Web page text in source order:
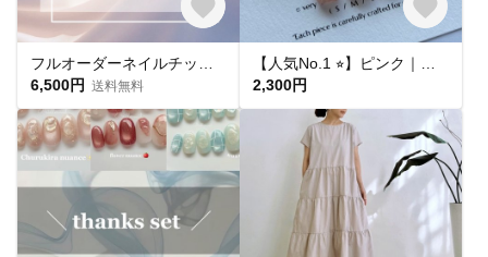
6,500円 送料無料
2,300円